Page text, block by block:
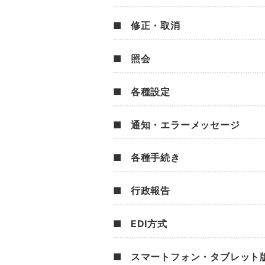
修正・取消
照会
各種設定
通知・エラーメッセージ
各種手続き
行政報告
EDI方式
スマートフォン・タブレット